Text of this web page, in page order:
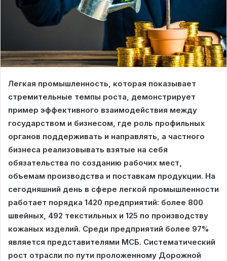
Легкая промышленность, которая показывает
стремительные темпы роста, демонстрирует
пример эффективного взаимодействия между
государством и бизнесом, где роль профильных
органов поддерживать и направлять, а частного
бизнеса реализовывать взятые на себя
обязательства по созданию рабочих мест,
объемам производства и поставкам продукции. На
сегодняшний день в сфере легкой промышленности
работает порядка 1420 предприятий: более 800
швейных, 492 текстильных и 125 по производству
кожаных изделий. Среди предприятий более 97%
является представителями МСБ. Систематический
рост отрасли по пути проложенному Дорожной